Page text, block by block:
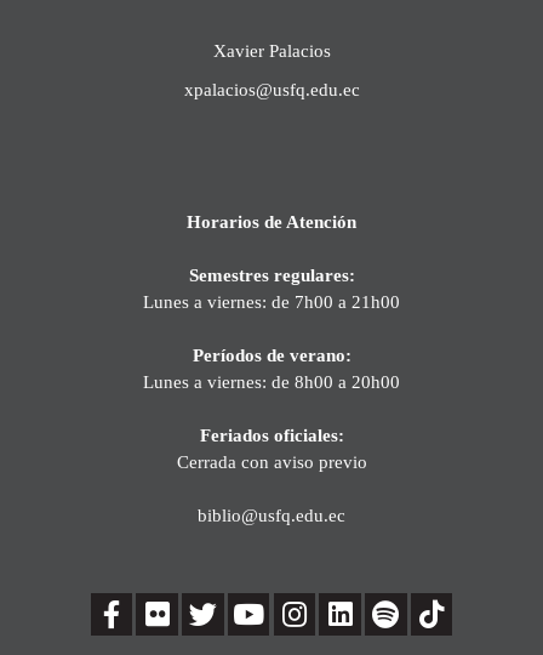
Xavier Palacios
xpalacios@usfq.edu.ec
Horarios de Atención
Semestres regulares:
Lunes a viernes: de 7h00 a 21h00
Períodos de verano:
Lunes a viernes: de 8h00 a 20h00
Feriados oficiales:
Cerrada con aviso previo
biblio@usfq.edu.ec